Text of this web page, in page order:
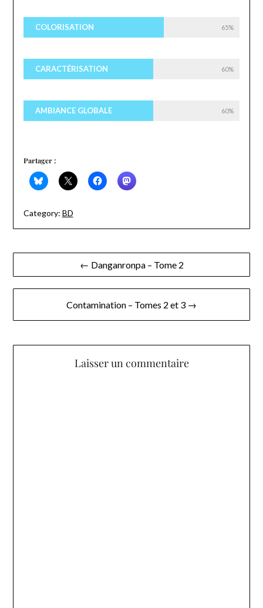
COLORISATION 65%
CARACTÉRISATION 60%
AMBIANCE GLOBALE 60%
Partager :
Category: BD
Navigation
de
← Danganronpa – Tome 2
Contamination – Tomes 2 et 3 →
Laisser un commentaire